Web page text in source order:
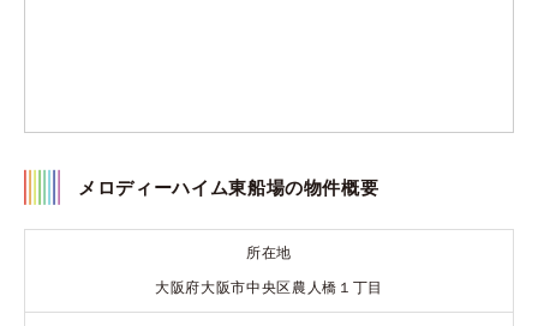
メロディーハイム東船場の物件概要
所在地
大阪府大阪市中央区農人橋１丁目